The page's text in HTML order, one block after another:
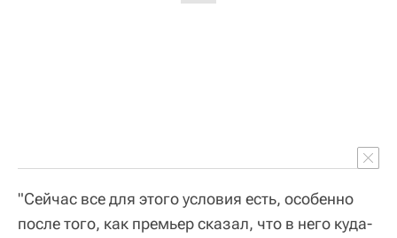
"Сейчас все для этого условия есть, особенно
после того, как премьер сказал, что в него куда-